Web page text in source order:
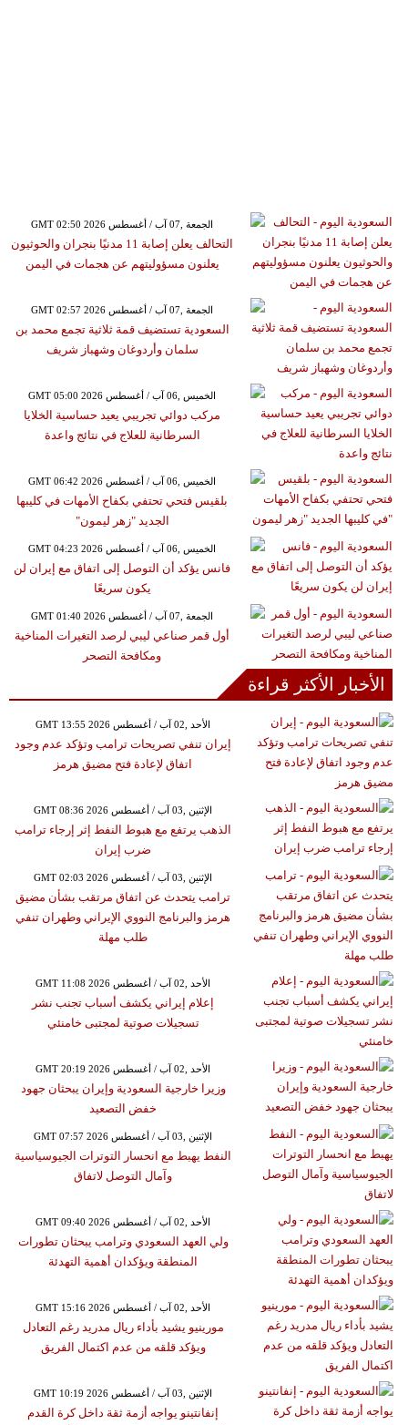
GMT 02:50 2026 الجمعة ,07 آب / أغسطس
التحالف يعلن إصابة 11 مدنيًا بنجران والحوثيون
يعلنون مسؤوليتهم عن هجمات في اليمن
GMT 02:57 2026 الجمعة ,07 آب / أغسطس
السعودية تستضيف قمة ثلاثية تجمع محمد بن
سلمان وأردوغان وشهباز شريف
GMT 05:00 2026 الخميس ,06 آب / أغسطس
مركب دوائي تجريبي يعيد حساسية الخلايا
السرطانية للعلاج في نتائج واعدة
GMT 06:42 2026 الخميس ,06 آب / أغسطس
بلقيس فتحي تحتفي بكفاح الأمهات في كليبها
الجديد "زهر ليمون"
GMT 04:23 2026 الخميس ,06 آب / أغسطس
فانس يؤكد أن التوصل إلى اتفاق مع إيران لن
يكون سريعًا
GMT 01:40 2026 الجمعة ,07 آب / أغسطس
أول قمر صناعي ليبي لرصد التغيرات المناخية
ومكافحة التصحر
الأخبار الأكثر قراءة
GMT 13:55 2026 الأحد ,02 آب / أغسطس
إيران تنفي تصريحات ترامب وتؤكد عدم وجود
اتفاق لإعادة فتح مضيق هرمز
GMT 08:36 2026 الإثنين ,03 آب / أغسطس
الذهب يرتفع مع هبوط النفط إثر إرجاء ترامب
ضرب إيران
GMT 02:03 2026 الإثنين ,03 آب / أغسطس
ترامب يتحدث عن اتفاق مرتقب بشأن مضيق
هرمز والبرنامج النووي الإيراني وطهران تنفي
طلب مهلة
GMT 11:08 2026 الأحد ,02 آب / أغسطس
إعلام إيراني يكشف أسباب تجنب نشر
تسجيلات صوتية لمجتبى خامنئي
GMT 20:19 2026 الأحد ,02 آب / أغسطس
وزيرا خارجية السعودية وإيران يبحثان جهود
خفض التصعيد
GMT 07:57 2026 الإثنين ,03 آب / أغسطس
النفط يهبط مع انحسار التوترات الجيوسياسية
وآمال التوصل لاتفاق
GMT 09:40 2026 الأحد ,02 آب / أغسطس
ولي العهد السعودي وترامب يبحثان تطورات
المنطقة ويؤكدان أهمية التهدئة
GMT 15:16 2026 الأحد ,02 آب / أغسطس
مورينيو يشيد بأداء ريال مدريد رغم التعادل
ويؤكد قلقه من عدم اكتمال الفريق
GMT 10:19 2026 الإثنين ,03 آب / أغسطس
إنفانتينو يواجه أزمة ثقة داخل كرة القدم